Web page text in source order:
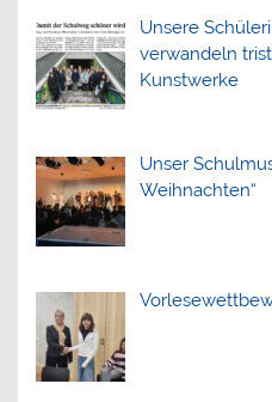
Unsere
verwandeln
Kunstwerke
Unser
Weihnachten“